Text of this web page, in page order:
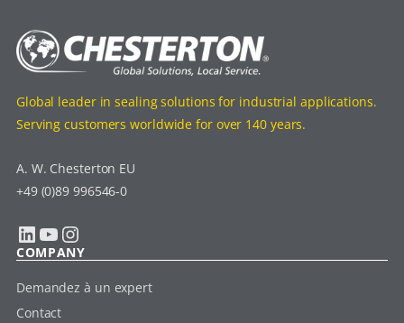
Global leader in sealing solutions for industrial applications.
Serving customers worldwide for over 140 years.
A. W. Chesterton EU
+49 (0)89 996546-0
LinkedIn YouTube Instagram
COMPANY
Demandez à un expert
Contact